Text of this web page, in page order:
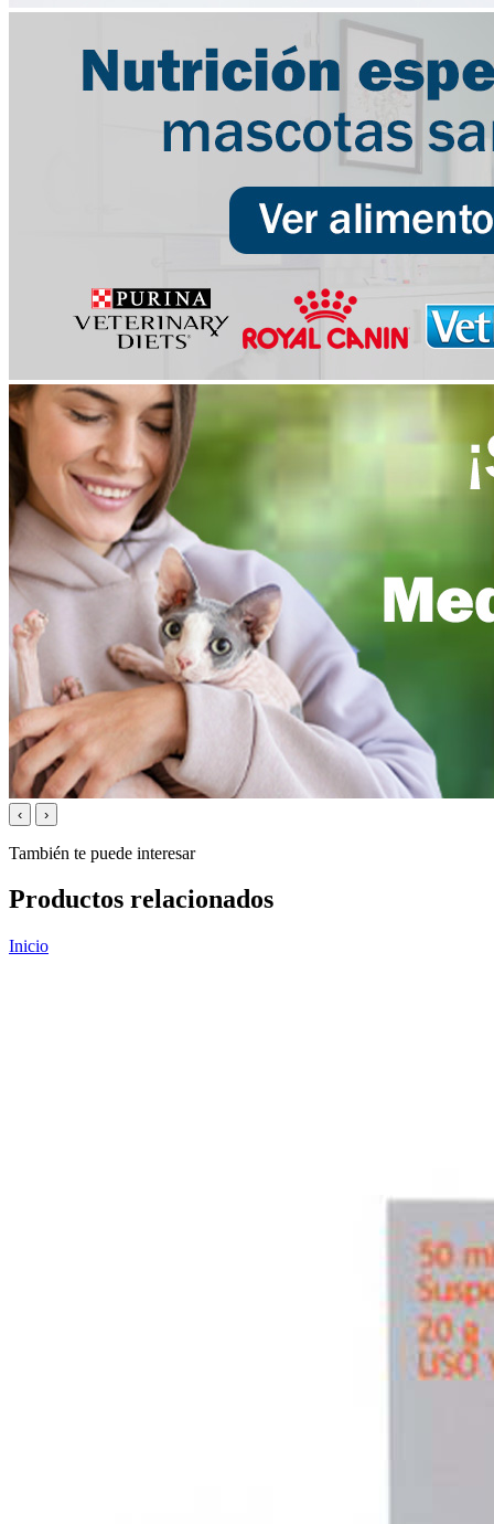
‹ ›
También te puede interesar
Productos relacionados
Inicio